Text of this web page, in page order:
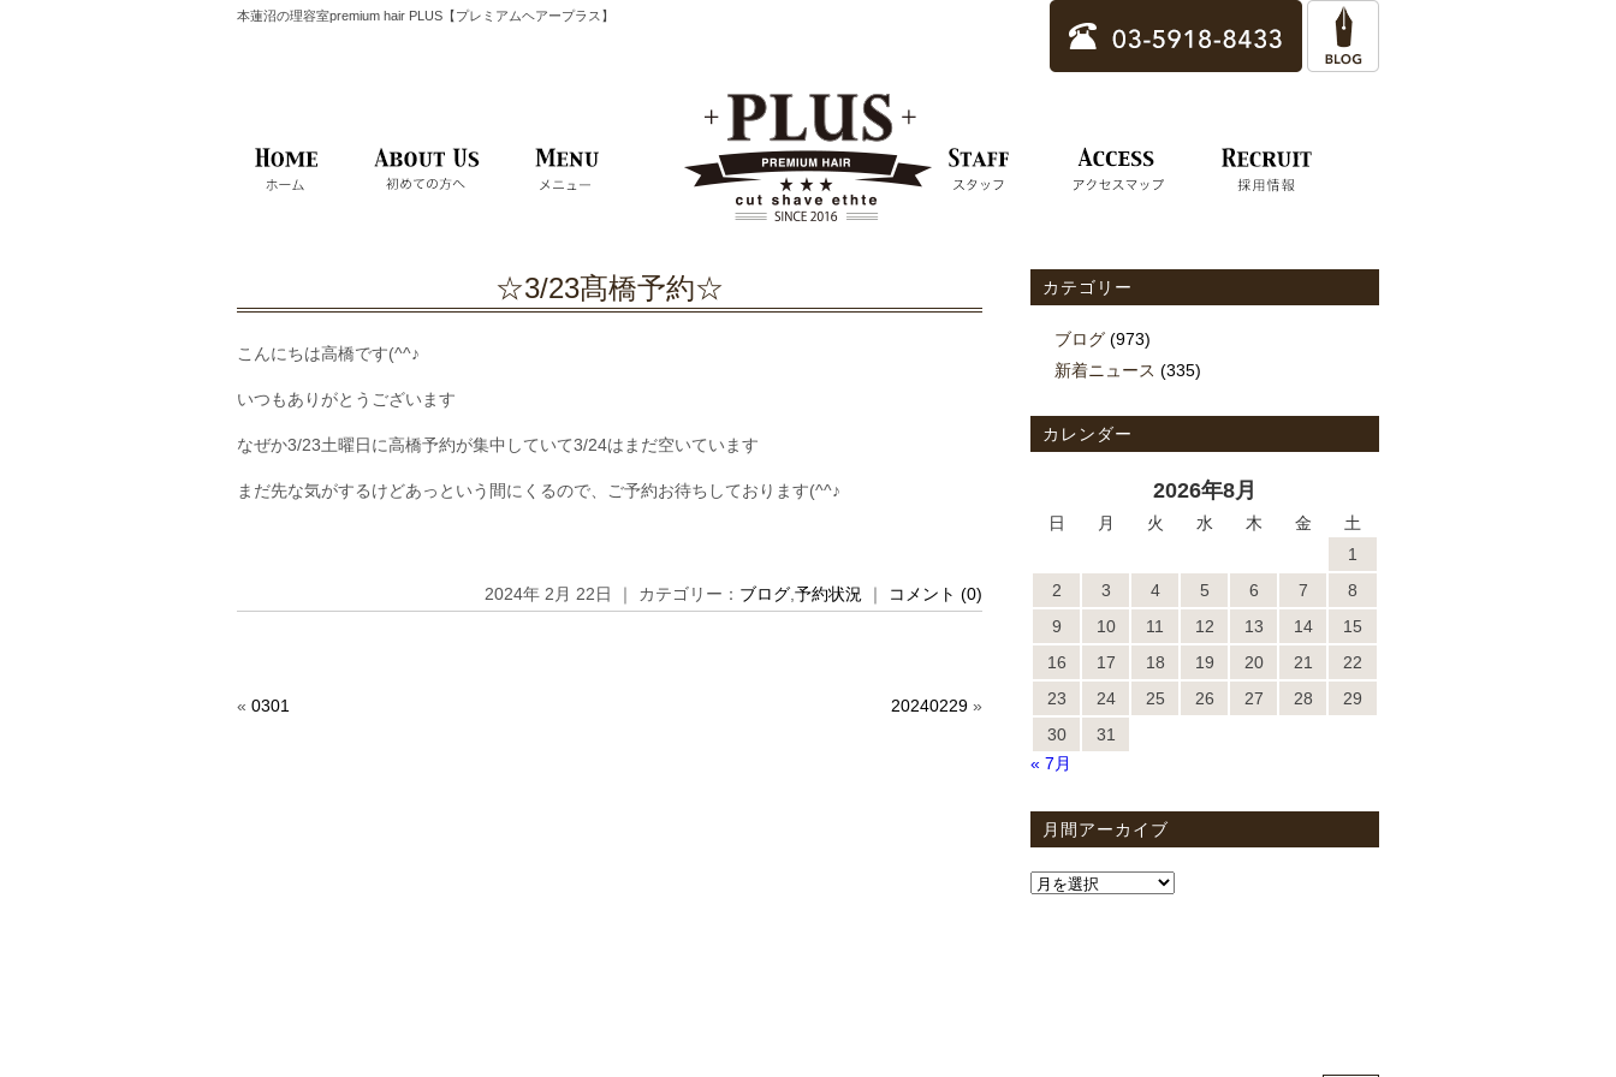
本蓮沼の理容室premium hair PLUS【プレミアムヘアープラス】
☆3/23髙橋予約☆
こんにちは高橋です(^^♪
いつもありがとうございます
なぜか3/23土曜日に高橋予約が集中していて3/24はまだ空いています
まだ先な気がするけどあっという間にくるので、ご予約お待ちしております(^^♪
2024年 2月 22日 ｜ カテゴリー： ブログ 予約状況 ｜ コメント (0)
« 0301 20240229 »
カテゴリー
ブログ (973)
新着ニュース (335)
カレンダー
2026年8月
日 月 火 水 木 金
土
1
2
3 4 5 6 7
8
9
10 11 12 13 14
15
16
17 18 19 20 21
22
23
24 25 26 27 28
29
30
31
« 7月
月間アーカイブ